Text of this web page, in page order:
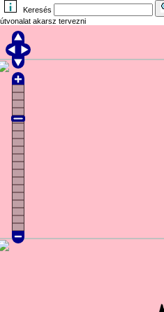
Keresés
útvonalat akarsz tervezni